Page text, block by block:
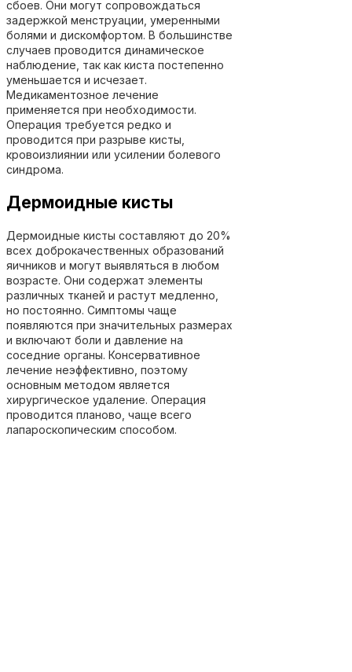
сбоев. Они могут сопровождаться
задержкой менструации, умеренными
болями и дискомфортом. В большинстве
случаев проводится динамическое
наблюдение, так как киста постепенно
уменьшается и исчезает.
Медикаментозное лечение
применяется при необходимости.
Операция требуется редко и
проводится при разрыве кисты,
кровоизлиянии или усилении болевого
синдрома.
Дермоидные кисты
Дермоидные кисты составляют до 20%
всех доброкачественных образований
яичников и могут выявляться в любом
возрасте. Они содержат элементы
различных тканей и растут медленно,
но постоянно. Симптомы чаще
появляются при значительных размерах
и включают боли и давление на
соседние органы. Консервативное
лечение неэффективно, поэтому
основным методом является
хирургическое удаление. Операция
проводится планово, чаще всего
лапароскопическим способом.